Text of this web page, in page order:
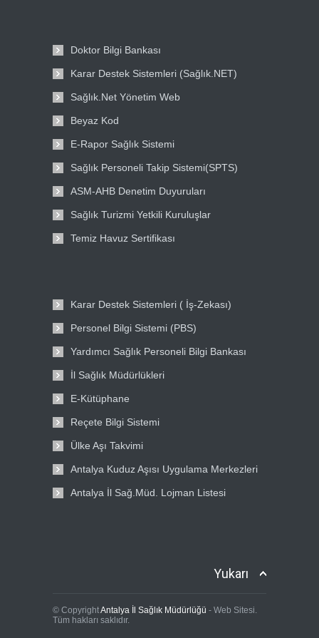
Doktor Bilgi Bankası
Karar Destek Sistemleri (Sağlık.NET)
Sağlık.Net Yönetim Web
Beyaz Kod
E-Rapor Sağlık Sistemi
Sağlık Personeli Takip Sistemi(SPTS)
ASM-AHB Denetim Duyuruları
Sağlık Turizmi Yetkili Kuruluşlar
Temiz Havuz Sertifikası
Karar Destek Sistemleri ( İş-Zekası)
Personel Bilgi Sistemi (PBS)
Yardımcı Sağlık Personeli Bilgi Bankası
İl Sağlık Müdürlükleri
E-Kütüphane
Reçete Bilgi Sistemi
Ülke Aşı Takvimi
Antalya Kuduz Aşısı Uygulama Merkezleri
Antalya İl Sağ.Müd. Lojman Listesi
Yukarı
© CopyrightAntalya İl Sağlık Müdürlüğü - Web Sitesi.
Tüm hakları saklıdır.